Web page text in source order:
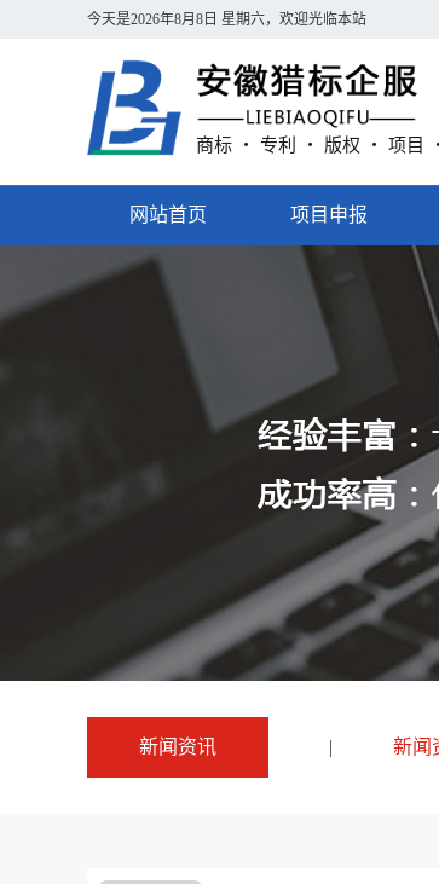
今天是2026年8月8日 星期六，欢迎光临本站
商标 ・ 专利 ・ 版权 ・ 项目
网站首页 项目申报
新闻资讯 | 新闻